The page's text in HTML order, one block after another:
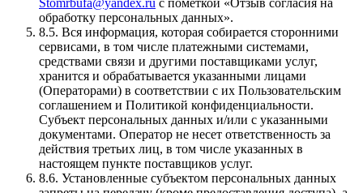
обработку персональных данных».
8.5. Вся информация, которая собирается сторонними
сервисами, в том числе платежными системами,
средствами связи и другими поставщиками услуг,
хранится и обрабатывается указанными лицами
(Операторами) в соответствии с их Пользовательским
соглашением и Политикой конфиденциальности.
Субъект персональных данных и/или с указанными
документами. Оператор не несет ответственность за
действия третьих лиц, в том числе указанных в
настоящем пункте поставщиков услуг.
8.6. Установленные субъектом персональных данных